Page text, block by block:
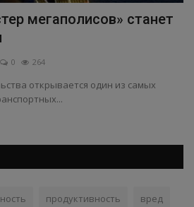
мегаполисов» станет
0 264
открывается один из самых
продуктивность вред